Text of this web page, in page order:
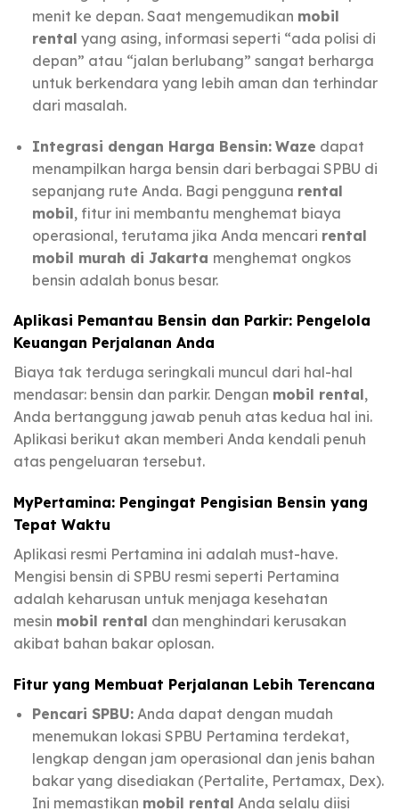
menit ke depan. Saat mengemudikan mobil
rental yang asing, informasi seperti “ada polisi di
depan” atau “jalan berlubang” sangat berharga
untuk berkendara yang lebih aman dan terhindar
dari masalah.
Integrasi dengan Harga Bensin: Waze dapat
menampilkan harga bensin dari berbagai SPBU di
sepanjang rute Anda. Bagi pengguna rental
mobil, fitur ini membantu menghemat biaya
operasional, terutama jika Anda mencari rental
mobil murah di Jakarta menghemat ongkos
bensin adalah bonus besar.
Aplikasi Pemantau Bensin dan Parkir: Pengelola
Keuangan Perjalanan Anda
Biaya tak terduga seringkali muncul dari hal-hal
mendasar: bensin dan parkir. Dengan mobil rental,
Anda bertanggung jawab penuh atas kedua hal ini.
Aplikasi berikut akan memberi Anda kendali penuh
atas pengeluaran tersebut.
MyPertamina: Pengingat Pengisian Bensin yang
Tepat Waktu
Aplikasi resmi Pertamina ini adalah must-have.
Mengisi bensin di SPBU resmi seperti Pertamina
adalah keharusan untuk menjaga kesehatan
mesin mobil rental dan menghindari kerusakan
akibat bahan bakar oplosan.
Fitur yang Membuat Perjalanan Lebih Terencana
Pencari SPBU:Anda dapat dengan mudah
menemukan lokasi SPBU Pertamina terdekat,
lengkap dengan jam operasional dan jenis bahan
bakar yang disediakan (Pertalite, Pertamax, Dex).
Ini memastikan mobil rental Anda selalu diisi